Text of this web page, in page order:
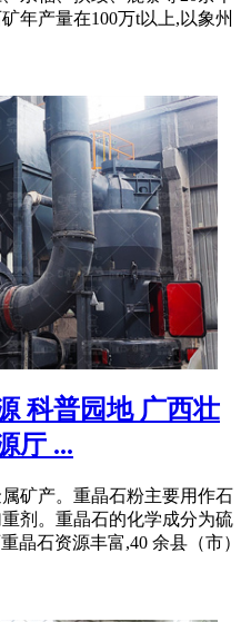
年产量在100万t以上,以象州
科普园地 广西壮
厅 ...
矿产。重晶石粉主要用作石
剂。重晶石的化学成分为硫
晶石资源丰富,40 余县（市）